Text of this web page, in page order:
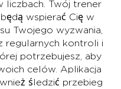
liczbach. Twój trener
wspierać Cię w
Twojego wyzwania,
regularnych kontroli i
potrzebujesz, aby
celów. Aplikacja
śledzić przebieg